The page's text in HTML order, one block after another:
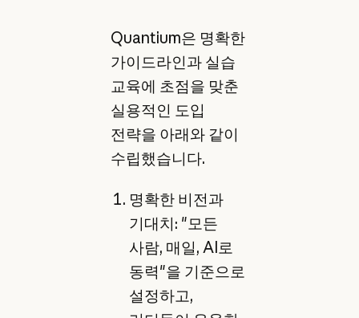
Quantium은 명확한
가이드라인과 실습
교육에 초점을 맞춘
실용적인 도입
전략을 아래와 같이
수립했습니다.
명확한 비전과
기대치: "모든
사람, 매일, AI로
동력"을 기준으로
설정하고,